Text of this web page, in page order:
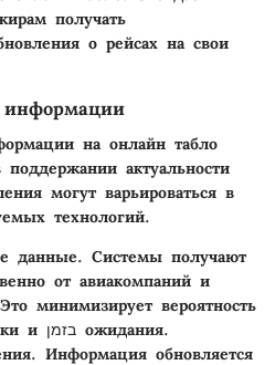
получать
о рейсах на свои
информации
на онлайн табло
актуальности
могут варьироваться в
технологий.
данные. Системы получают
от авиакомпаний и
минимизирует вероятность
человеческой ошибки и בזמן ожидания.
. Информация обновляется